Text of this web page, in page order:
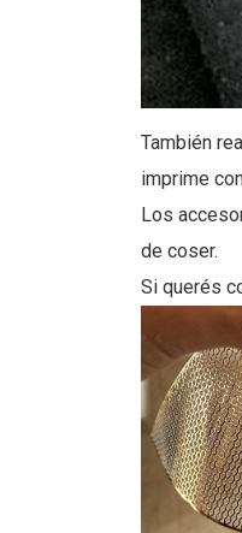
También
imprime
Los
de coser.
Si querés